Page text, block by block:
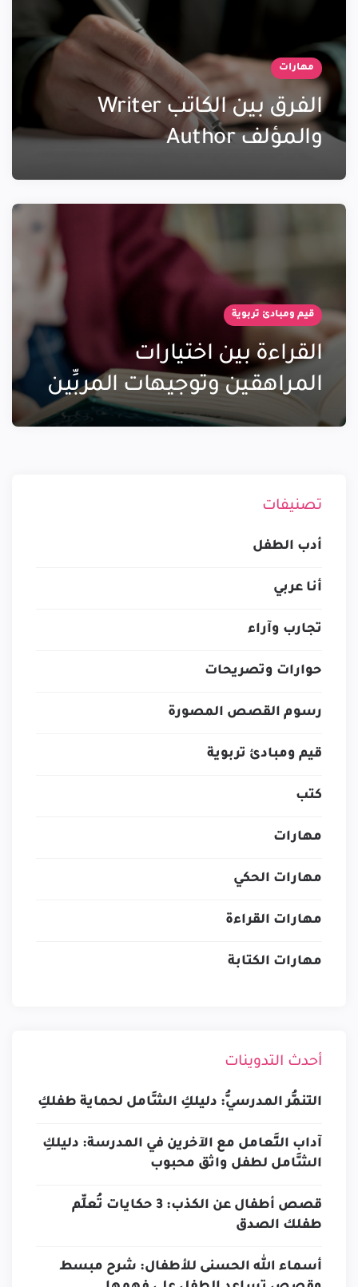
مهارات
الفرق بين الكاتب Writer
والمؤلف Author
قيم ومبادئ تربوية
القراءة بين اختيارات
المراهقين وتوجيهات المربِّين
تصنيفات
أدب الطفل
أنا عربي
تجارب وآراء
حوارات وتصريحات
رسوم القصص المصورة
قيم ومبادئ تربوية
كتب
مهارات
مهارات الحكي
مهارات القراءة
مهارات الكتابة
أحدث التدوينات
التنمُّر المدرسيُّ: دليلكِ الشَّامل لحماية طفلكِ
آداب التَّعامل مع الآخرين في المدرسة: دليلكِ
الشَّامل لطفل واثق محبوب
قصص أطفال عن الكذب: 3 حكايات تُعلِّم
طفلك الصدق
أسماء الله الحسنى للأطفال: شرح مبسط